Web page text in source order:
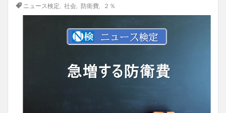
ニュース検定
社会, 防衛費, ２％